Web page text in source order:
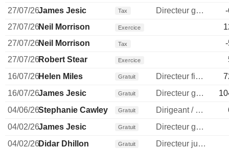
27/07/26James Jesic Tax Directeur general
27/07/26Neil Morrison Exercice
27/07/26Neil Morrison Tax
27/07/26Robert Stear Exercice
16/07/26Helen Miles Gratuit Directeur financier
16/07/26James Jesic Gratuit Directeur general
04/06/26Stephanie Cawley Gratuit Dirigeant / cadre principal
04/02/26James Jesic Gratuit
Directeur general
04/02/26Didar Dhillon Gratuit
Directeur juridique